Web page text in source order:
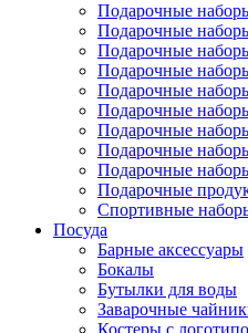
Подарочные
Подарочные
Подарочные
Подарочные
Подарочные
Подарочные
Подарочные
Подарочные
Подарочные
Подарочные
Спортивные
Посуда
Барные аксессуары
Бокалы
Бутылки для воды
Заварочные
Костеры с